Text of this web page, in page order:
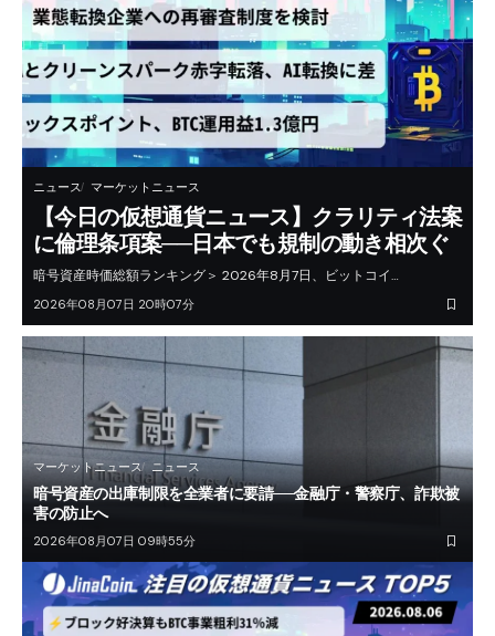
ニュース マーケットニュース
【今日の仮想通貨ニュース】クラリティ法案
に倫理条項案──日本でも規制の動き相次ぐ
暗号資産時価総額ランキング＞ 2026年8月7日、ビットコイ…
2026年08月07日 20時07分
マーケットニュース ニュース
暗号資産の出庫制限を全業者に要請──金融庁・警察庁、詐欺被
害の防止へ
2026年08月07日 09時55分